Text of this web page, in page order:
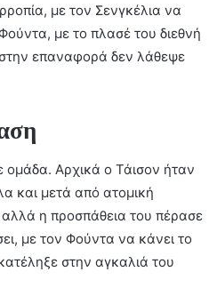
με τον Σενγκέλια να
με το πλασέ του διεθνή
επαναφορά δεν λάθεψε
ομάδα. Αρχικά ο Τάισον ήταν
και μετά από ατομική
αλλά η προσπάθεια του πέρασε
με τον Φούντα να κάνει το
στην αγκαλιά του